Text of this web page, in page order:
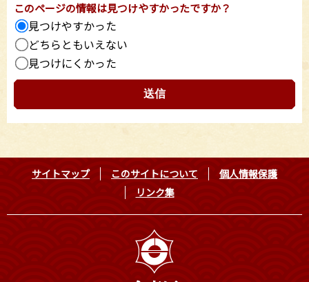
このページの情報は見つけやすかったですか？
見つけやすかった
どちらともいえない
見つけにくかった
サイトマップ このサイトについて
個人情報保護
リンク集